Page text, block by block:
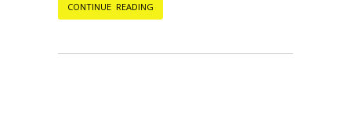
CONTINUE READING